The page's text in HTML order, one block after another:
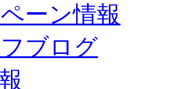
ーン情報
ブログ